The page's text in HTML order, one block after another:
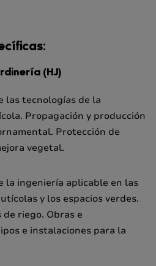
(HJ)
las tecnologías de la
Propagación y producción
Protección de
vegetal.
la ingeniería aplicable en las
y los espacios verdes.
riego. Obras e
e instalaciones para la